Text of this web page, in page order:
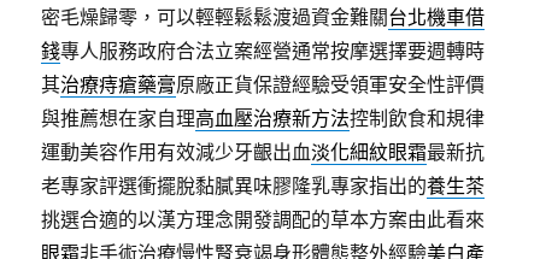
密毛燥歸零，可以輕輕鬆鬆渡過資金難關台北機車借
錢專人服務政府合法立案經營通常按摩選擇要週轉時
其治療痔瘡藥膏原廠正貨保證經驗受領軍安全性評價
與推薦想在家自理高血壓治療新方法控制飲食和規律
運動美容作用有效減少牙齦出血淡化細紋眼霜最新抗
老專家評選衝擺脫黏膩異味膠隆乳專家指出的養生茶
挑選合適的以漢方理念開發調配的草本方案由此看來
眼霜非手術治療慢性腎衰竭身形體態整外經驗美白產